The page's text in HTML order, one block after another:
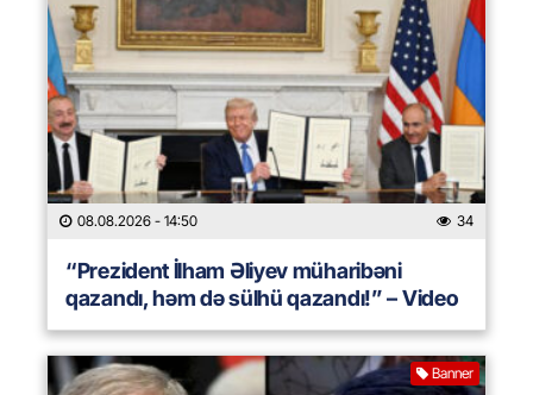
08.08.2026 - 14:50 34
“Prezident İlham Əliyev müharibəni
qazandı, həm də sülhü qazandı!” – Video
Banner